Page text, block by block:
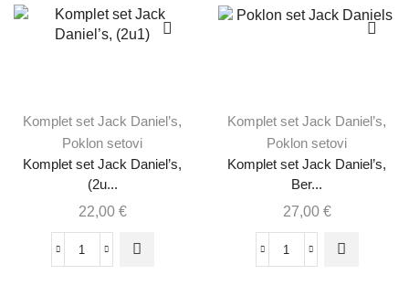
Komplet set Jack Daniel’s,
Poklon setovi
Komplet set Jack Daniel’s,
(2u...
22,00 €
Komplet set Jack Daniel’s,
Poklon setovi
Komplet set Jack Daniel’s,
Ber...
27,00 €